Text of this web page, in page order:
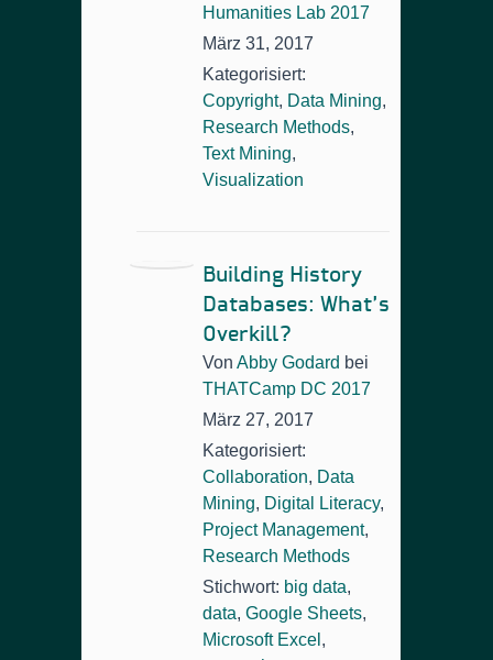
Humanities Lab 2017
März 31, 2017
Kategorisiert:
Copyright, Data Mining,
Research Methods,
Text Mining,
Visualization
Building History
Databases: What’s
Overkill?
Von Abby Godard bei
THATCamp DC 2017
März 27, 2017
Kategorisiert:
Collaboration, Data
Mining, Digital Literacy,
Project Management,
Research Methods
Stichwort: big data,
data, Google Sheets,
Microsoft Excel ,